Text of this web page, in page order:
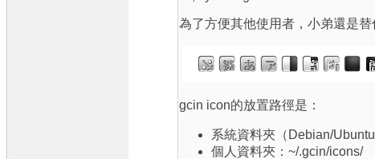
為了方便其他使用者，小弟還是
gcin icon的放置路徑是：
系統資料夾（Debian/
個人資料夾：~/.gcin/icons/